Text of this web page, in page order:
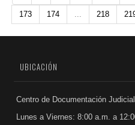
173 174 ... 218
UBICACIÓN
Centro de Documentación Judicial
Lunes a Viernes: 8:00 a.m. a